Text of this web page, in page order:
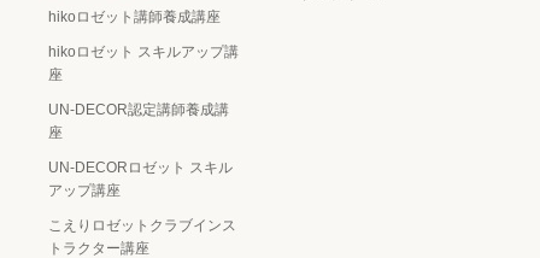
hikoロゼット講師養成講座
hikoロゼット スキルアップ講
座
UN-DECOR認定講師養成講
座
UN-DECORロゼット スキル
アップ講座
こえりロゼットクラブインス
トラクター講座